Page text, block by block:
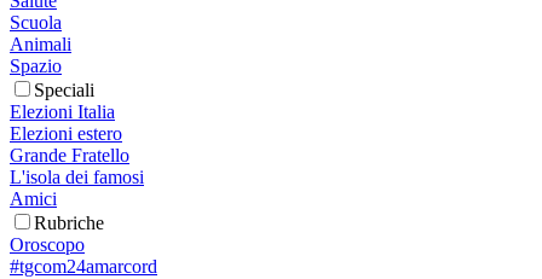
Scuola
Animali
Spazio
Speciali
Elezioni Italia
Elezioni estero
Grande Fratello
L'isola dei famosi
Amici
Rubriche
Oroscopo
#tgcom24amarcord